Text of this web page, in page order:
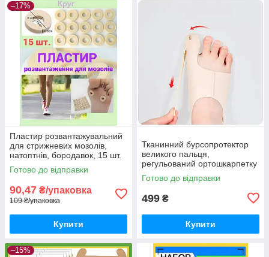
–17%
Пластир розвантажувальний
для стрижневих мозолів,
натоптнів, бородавок, 15 шт.
Готово до відправки
90,47 ₴/упаковка
109 ₴/упаковка
Купити
Тканинний бурсопротектор
великого пальця,
регульований ортошкарпетку
великий палець стопи, лівий,
роз.L(35-43.5EU), 1 шт.
Готово до відправки
499 ₴
Купити
–15%